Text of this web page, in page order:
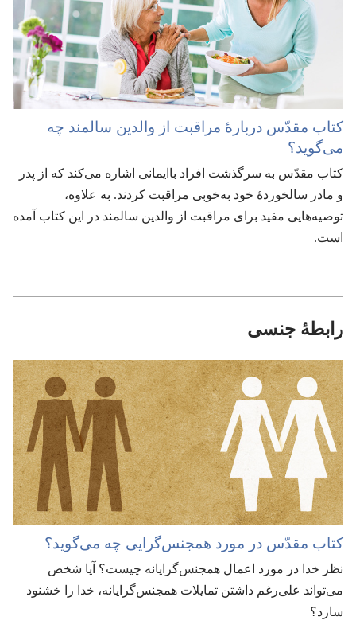
کتاب مقدّس دربارهٔ مراقبت از والدین سالمند چه
می‌گوید؟‏
کتاب مقدّس به سرگذشت افراد باایمانی اشاره می‌کند که از پدر
و مادر سالخوردهٔ خود به‌خوبی مراقبت کردند.‏ به علاوه،‏
توصیه‌هایی مفید برای مراقبت از والدین سالمند در این کتاب آمده
است.‏
رابطهٔ جنسی
کتاب مقدّس در مورد همجنس‌گرایی چه می‌گوید؟‏
نظر خدا در مورد اعمال همجنس‌گرایانه چیست؟‏ آیا شخص
می‌تواند علی‌رغم داشتن تمایلات همجنس‌گرایانه،‏ خدا را خشنود
سازد؟‏